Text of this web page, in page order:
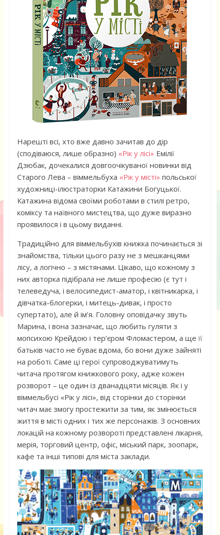
Нарешті всі, хто вже давно зачитав до дір
(сподіваюся, лише образно) «Рік у лісі» Емілії
Дзюбак, дочекалися довгоочікуваної новинки від
Старого Лева – віммельбуха «Рік у місті» польської
художниці-ілюстраторки Катажини Богуцької.
Катажина відома своїми роботами в стилі ретро,
коміксу та наївного мистецтва, що дуже виразно
проявилося і в цьому виданні.
Традиційно для віммельбухів книжка починається зі
знайомства, тільки цього разу не з мешканцями
лісу, а логічно – з містянами. Цікаво, що кожному з
них авторка підібрала не лише професію (є тут і
телеведуча, і велосипедист-аматор, і квітникарка, і
дівчатка-блогерки, і митець-дивак, і просто
супертато), але й ім’я. Головну оповідачку звуть
Марина, і вона зазначає, що любить гуляти з
мопсихою Крейдою і тер’єром Фломастером, а ще її
батьків часто не буває вдома, бо вони дуже зайняті
на роботі. Саме ці герої супроводжуватимуть
читача протягом книжкового року, адже кожен
розворот – це один із дванадцяти місяців. Як і у
віммельбусі «Рік у лісі», від сторінки до сторінки
читач має змогу простежити за тим, як змінюється
життя в місті одних і тих же персонажів. З основних
локацій на кожному розвороті представлені лікарня,
мерія, торговий центр, офіс, міський парк, зоопарк,
кафе та інші типові для міста заклади.